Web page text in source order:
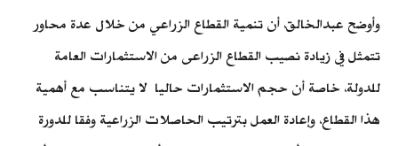
وأوضح عبدالخالق، أن تنمية القطاع الزراعي من خلال عدة محاور
تتمثل في زيادة نصيب القطاع الزراعى من الاستثمارات العامة
للدولة، خاصة أن حجم الاستثمارات حاليا لا يتناسب مع أهمية
هذا القطاع، وإعادة العمل بترتيب الحاصلات الزراعية وفقا للدورة